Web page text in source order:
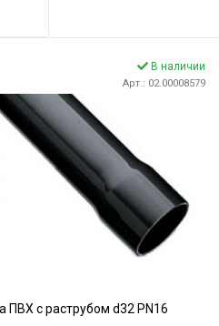
В наличии
Арт.: 02.00008579
ПВХ с раструбом d32 PN16